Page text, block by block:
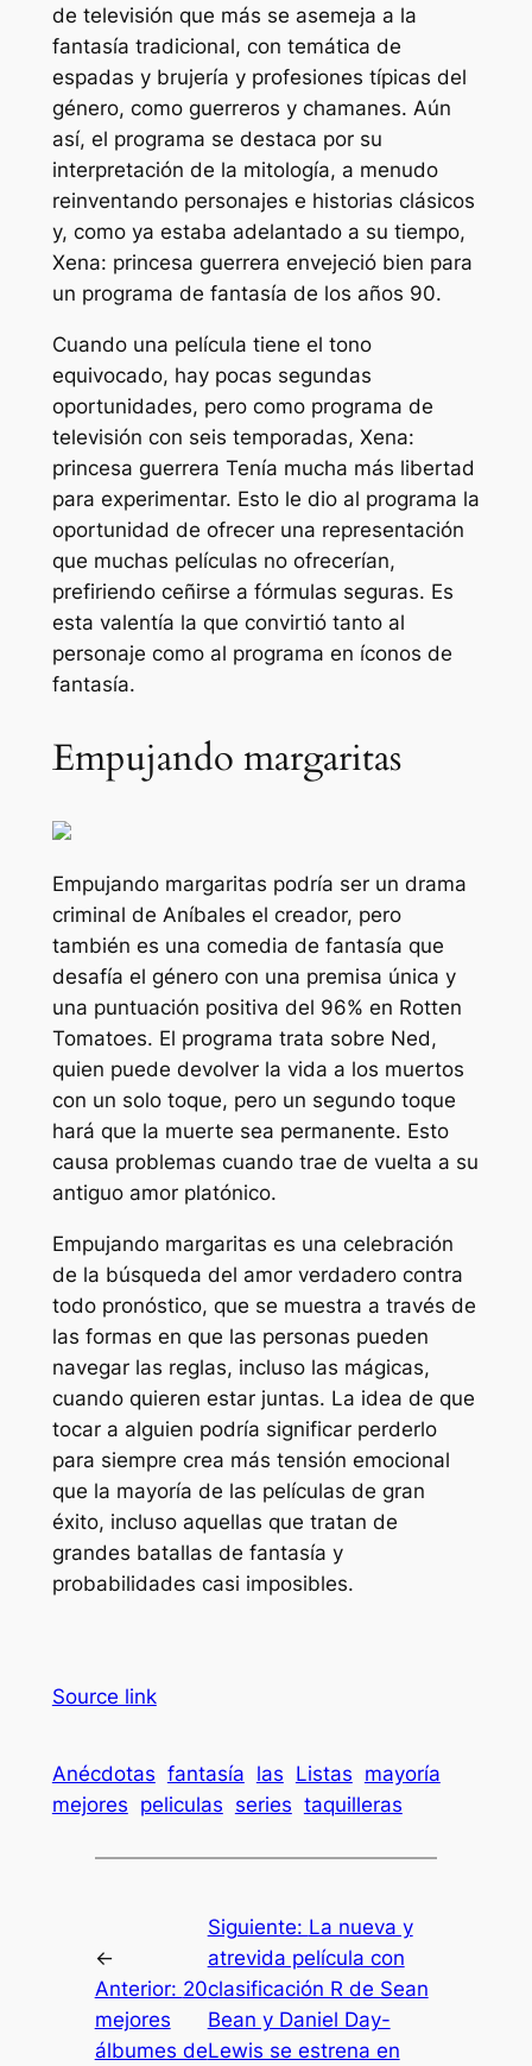
de televisión que más se asemeja a la
fantasía tradicional, con temática de
espadas y brujería y profesiones típicas del
género, como guerreros y chamanes. Aún
así, el programa se destaca por su
interpretación de la mitología, a menudo
reinventando personajes e historias clásicos
y, como ya estaba adelantado a su tiempo,
Xena: princesa guerrera envejeció bien para
un programa de fantasía de los años 90.
Cuando una película tiene el tono
equivocado, hay pocas segundas
oportunidades, pero como programa de
televisión con seis temporadas, Xena:
princesa guerrera Tenía mucha más libertad
para experimentar. Esto le dio al programa la
oportunidad de ofrecer una representación
que muchas películas no ofrecerían,
prefiriendo ceñirse a fórmulas seguras. Es
esta valentía la que convirtió tanto al
personaje como al programa en íconos de
fantasía.
Empujando margaritas
Empujando margaritas podría ser un drama
criminal de Aníbales el creador, pero
también es una comedia de fantasía que
desafía el género con una premisa única y
una puntuación positiva del 96% en Rotten
Tomatoes. El programa trata sobre Ned,
quien puede devolver la vida a los muertos
con un solo toque, pero un segundo toque
hará que la muerte sea permanente. Esto
causa problemas cuando trae de vuelta a su
antiguo amor platónico.
Empujando margaritas es una celebración
de la búsqueda del amor verdadero contra
todo pronóstico, que se muestra a través de
las formas en que las personas pueden
navegar las reglas, incluso las mágicas,
cuando quieren estar juntas. La idea de que
tocar a alguien podría significar perderlo
para siempre crea más tensión emocional
que la mayoría de las películas de gran
éxito, incluso aquellas que tratan de
grandes batallas de fantasía y
probabilidades casi imposibles.
Source link
Anécdotas fantasía las Listas mayoría
mejores peliculas series taquilleras
←
Anterior: 20
mejores
álbumes de
Siguiente: La nueva y
atrevida película con
clasificación R de Sean
Bean y Daniel Day-
Lewis se estrena en